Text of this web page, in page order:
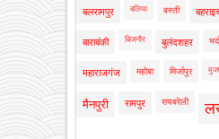
बलरामपुर बलिया बस्ती
बाराबंकी बिजनौर बुलंदशहर
महाराजगंज महोबा मिर्जापुर
मैनपुरी रामपुर रायबरेली